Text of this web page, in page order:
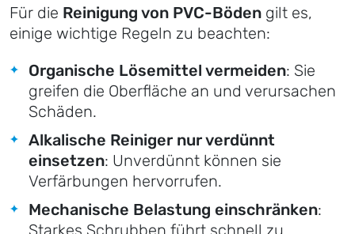
Für die Reinigung von PVC-Böden gilt es,
einige wichtige Regeln zu beachten:
Organische Lösemittel vermeiden: Sie
greifen die Oberfläche an und verursachen
Schäden.
Alkalische Reiniger nur verdünnt
einsetzen: Unverdünnt können sie
Verfärbungen hervorrufen.
Mechanische Belastung einschränken:
Starkes Schrubben führt schnell zu